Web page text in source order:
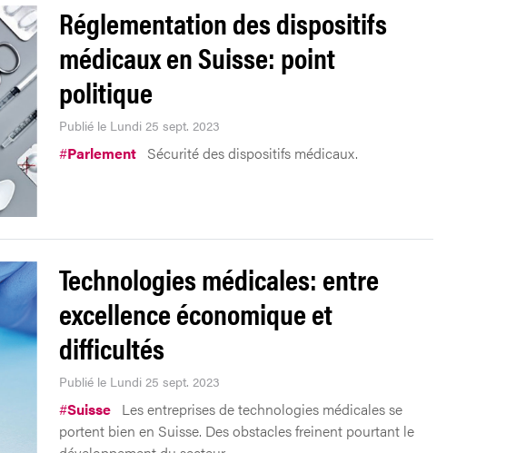
Réglementation des dispositifs
médicaux en Suisse: point
politique
Publié le Lundi 25 sept. 2023
#Parlement Sécurité des dispositifs médicaux.
Technologies médicales: entre
excellence économique et
difficultés
Publié le Lundi 25 sept. 2023
#Suisse Les entreprises de technologies médicales se
portent bien en Suisse. Des obstacles freinent pourtant le